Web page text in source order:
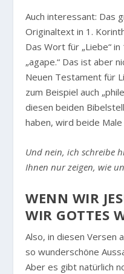
Auch interessant: Das
Originaltext in 1.
Das Wort für „Liebe“ in
„agape.“ Das ist aber
Neuen Testament für
zum Beispiel auch
diesen beiden
haben, wird beide
Und nein, ich schreibe
Ihnen nur zeigen, wie
WENN WIR
WIR GOTTES
Also, in diesen Versen
so wunderschöne
Aber es gibt natürlich